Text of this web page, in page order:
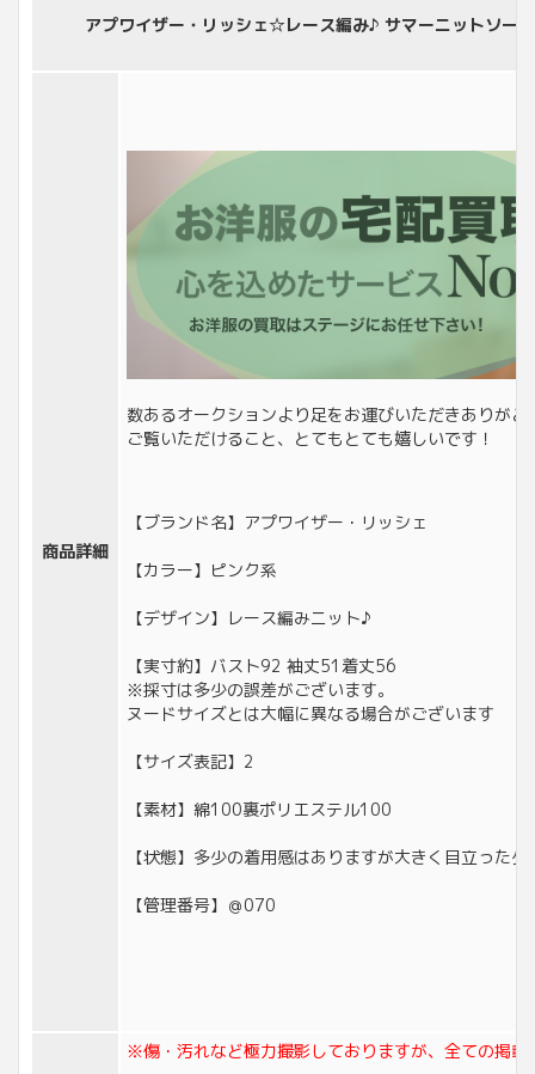
アプワイザー・リッシェ☆レース編み♪ サマーニットソー
商品詳細
数あるオークションより足をお運びいただきありがと
ご覧いただけること、とてもとても嬉しいです！
【ブランド名】アプワイザー・リッシェ
【カラー】ピンク系
【デザイン】レース編みニット♪
【実寸約】バスト92 袖丈51着丈56
※採寸は多少の誤差がございます。
ヌードサイズとは大幅に異なる場合がございます
【サイズ表記】2
【素材】綿100裏ポリエステル100
【状態】多少の着用感はありますが大きく目立った
【管理番号】＠070
※傷・汚れなど極力撮影しておりますが、全ての掲載